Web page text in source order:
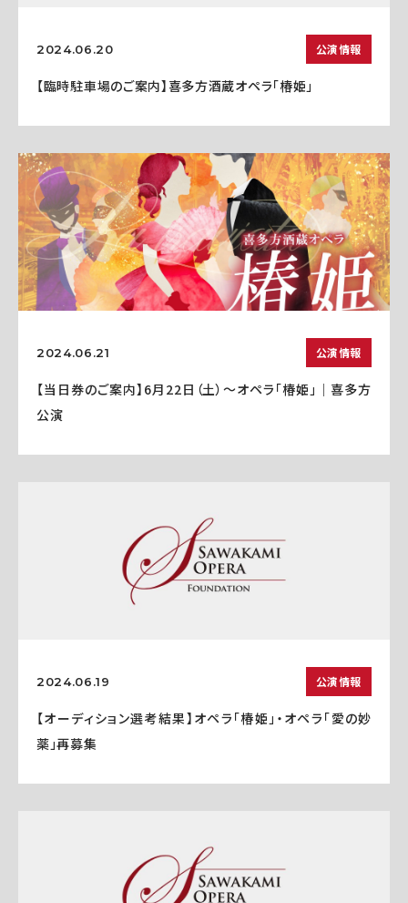
2024.06.20 公演情報
【臨時駐車場のご案内】喜多方酒蔵オペラ「椿姫」
2024.06.21 公演情報
【当日券のご案内】6月22日（土）～オペラ「椿姫」｜喜多方
公演
2024.06.19 公演情報
【オーディション選考結果】オペラ「椿姫」・オペラ「愛の妙
薬」再募集